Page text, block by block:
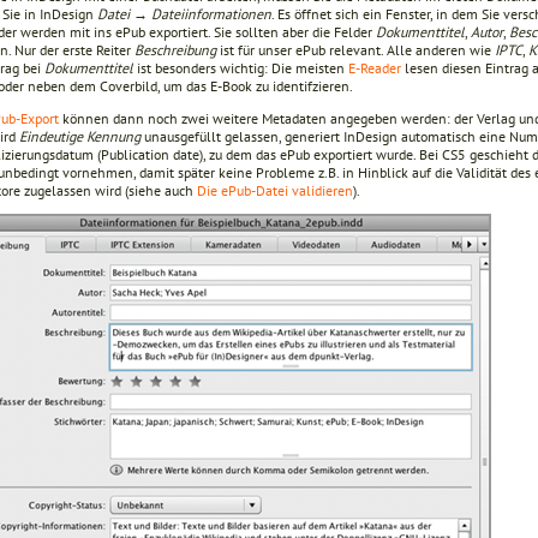
in InDesign Datei → Dateiinformationen . Es öffnet sich ein Fenster, in dem Sie
werden mit ins ePub exportiert. Sie sollten aber die Felder Dokumenttitel Autor,
Nur der erste Reiter Beschreibungist für unser ePub relevant. Alle anderen wie IPTC,
bei Dokumenttitel ist besonders wichtig: Die meisten E-Reader lesen diesen Eintrag
neben dem Coverbild, um das E-Book zu identifzieren.
Export können dann noch zwei weitere Metadaten angegeben werden: der Verlag
Eindeutige Kennungunausgefüllt gelassen, generiert InDesign automatisch eine
(Publication date), zu dem das ePub exportiert wurde. Bei CS5
vornehmen, damit später keine Probleme z.B. in Hinblick auf die Validität
zugelassen wird (siehe auch Die ePub-Datei validieren).